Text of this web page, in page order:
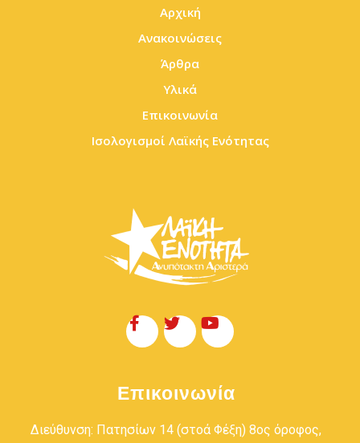
Αρχική
Ανακοινώσεις
Άρθρα
Υλικά
Επικοινωνία
Ισολογισμοί Λαϊκής Ενότητας
Επικοινωνία
Διεύθυνση: Πατησίων 14 (στοά Φέξη) 8ος όροφος,